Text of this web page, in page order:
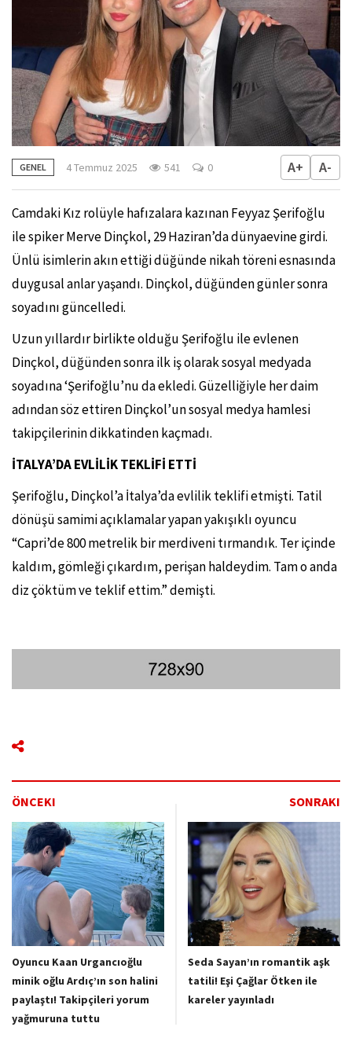
GENEL 4 Temmuz 2025 541 0 A+ A-
Camdaki Kız rolüyle hafızalara kazınan Feyyaz Şerifoğlu
ile spiker Merve Dinçkol, 29 Haziran’da dünyaevine girdi.
Ünlü isimlerin akın ettiği düğünde nikah töreni esnasında
duygusal anlar yaşandı. Dinçkol, düğünden günler sonra
soyadını güncelledi.
Uzun yıllardır birlikte olduğu Şerifoğlu ile evlenen
Dinçkol, düğünden sonra ilk iş olarak sosyal medyada
soyadına ‘Şerifoğlu’nu da ekledi. Güzelliğiyle her daim
adından söz ettiren Dinçkol’un sosyal medya hamlesi
takipçilerinin dikkatinden kaçmadı.
İTALYA’DA EVLİLİK TEKLİFİ ETTİ
Şerifoğlu, Dinçkol’a İtalya’da evlilik teklifi etmişti. Tatil
dönüşü samimi açıklamalar yapan yakışıklı oyuncu
“Capri’de 800 metrelik bir merdiveni tırmandık. Ter içinde
kaldım, gömleği çıkardım, perişan haldeydim. Tam o anda
diz çöktüm ve teklif ettim.” demişti.
ÖNCEKI SONRAKI
Oyuncu Kaan Urgancıoğlu
minik oğlu Ardıç’ın son halini
paylaştı! Takipçileri yorum
yağmuruna tuttu
Seda Sayan’ın romantik aşk
tatili! Eşi Çağlar Ötken ile
kareler yayınladı